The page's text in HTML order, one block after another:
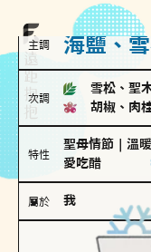
主調 海鹽、
次調
雪松、聖
胡椒、肉
特性
聖母情節 溫
愛吃醋
屬於 我